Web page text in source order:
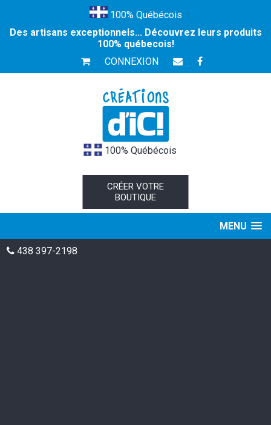
100% Québécois
Des artisans exceptionnels... Découvrez leurs produits
100% québecois!
CONNEXION
100% Québécois
CRÉER VOTRE
BOUTIQUE
MENU
438 397-2198